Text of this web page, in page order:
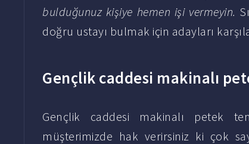
bulduğunuz kişiye hemen işi vermeyin.
doğru ustayı bulmak için adayları
Gençlik caddesi makinalı
Gençlik caddesi makinalı petek
müşterimizde hak verirsiniz ki çok